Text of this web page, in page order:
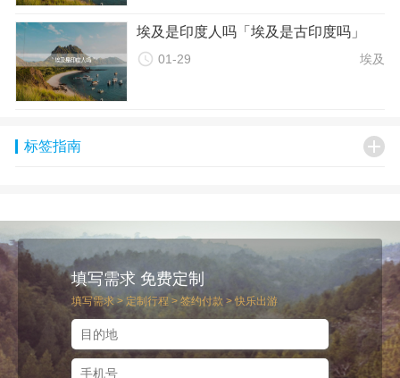
其他费用：约1500元人民币（交通、购物等）
总预算：约13500元人民币（以个人需求为准）
这只是一个粗略的预算示例，实际的旅行成本可能因个人需求
和旅行计划的不同而有所变化。因此，在规划旅行时，建议根
七、降低旅行成本的方法
2. 选择经济型酒店和住宿：在满足基本住宿需求的前提下，选
择经济型酒店和住宿可以降低住宿成本。还可以考虑租用帐篷
或床位等更经济的住宿方式。
3. 品尝当地美食：适应当地口味，品尝当地特色美食可以节省
餐饮费用。购买食品和饮料时也可以选择当地的超市和市场，
以获取更实惠的价格。
4. 合理安排行程：合理安排行程可以降低景点门票和其他费
埃及是印度人吗「埃及是古印度吗」
 01-29 埃及
标签指南 
填写需求 免费定制
填写需求 > 定制行程 > 签约付款 > 快乐出游